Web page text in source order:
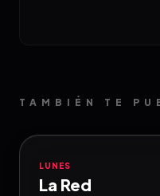
TAMBIÉN TE
LUNES
La Red